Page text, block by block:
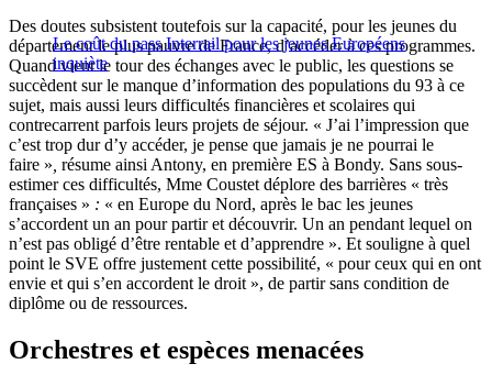
Le coût du pass Interrail pour les jeunes Européens
inquiète
Des doutes subsistent toutefois sur la capacité, pour les jeunes du
département le plus pauvre de France, d’accéder à ces programmes.
Quand vient le tour des échanges avec le public, les questions se
succèdent sur le manque d’information des populations du 93 à ce
sujet, mais aussi leurs difficultés financières et scolaires qui
contrecarrent parfois leurs projets de séjour. « J’ai l’impression que
c’est trop dur d’y accéder, je pense que jamais je ne pourrai le
faire » résume ainsi Antony, en première ES à Bondy. Sans sous-
estimer ces difficultés, Mme Coustet déplore des barrières « très
françaises » : « en Europe du Nord, après le bac les jeunes
s’accordent un an pour partir et découvrir. Un an pendant lequel on
n’est pas obligé d’être rentable et d’apprendre ». Et souligne à quel
point le SVE offre justement cette possibilité, « pour ceux qui en ont
envie et qui s’en accordent le droit », de partir sans condition de
diplôme ou de ressources.
Orchestres et espèces menacées